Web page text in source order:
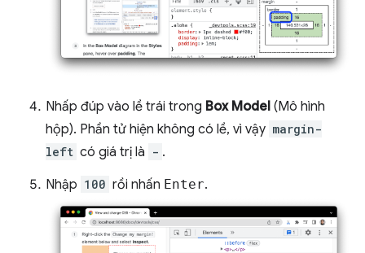
Nhấp đúp vào lề trái trong Box Model (Mô hình
hộp). Phần tử hiện không có lề, vì vậy margin-
left có giá trị là - .
Nhập 100 rồi nhấn Enter.